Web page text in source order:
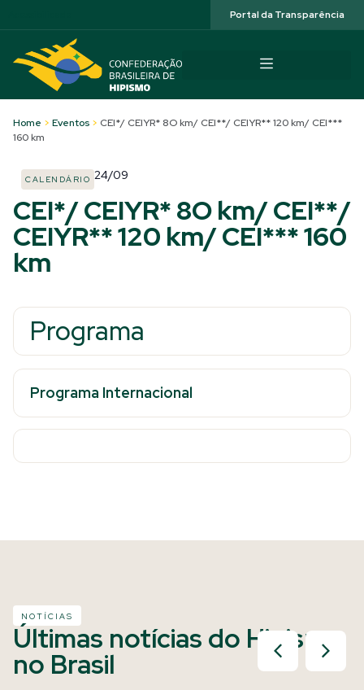
Portal da Transparência
Home > Eventos > CEI*/ CEIYR* 8O km/ CEI**/ CEIYR** 120 km/ CEI***
160 km
CALENDÁRIO 24/09
CEI*/ CEIYR* 8O km/ CEI**/
CEIYR** 120 km/ CEI*** 160
km
Programa
Programa Internacional
NOTÍCIAS
Últimas notícias do Hipismo
no Brasil